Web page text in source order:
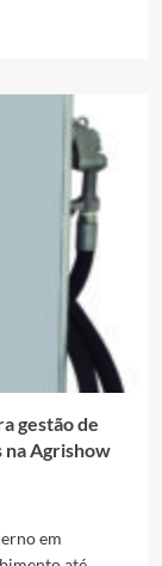
gestão de
Agrishow
em